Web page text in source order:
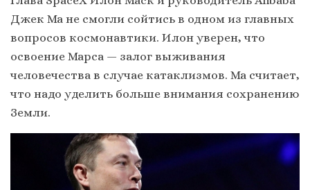
Джек Ма не смогли сойтись в одном из главных
вопросов космонавтики. Илон уверен, что
освоение Марса — залог выживания
человечества в случае катаклизмов. Ма считает,
что надо уделить больше внимания сохранению
Земли.